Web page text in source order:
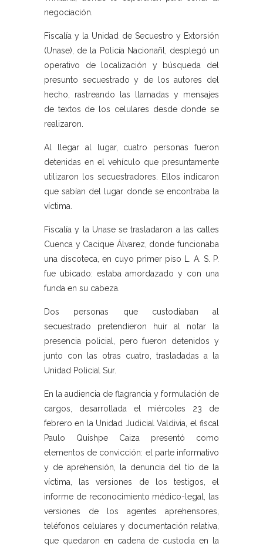
negociación.
Fiscalía y la Unidad de Secuestro y Extorsión
(Unase), de la Policía Nacionañl, desplegó un
operativo de localización y búsqueda del
presunto secuestrado y de los autores del
hecho, rastreando las llamadas y mensajes
de textos de los celulares desde donde se
realizaron.
Al llegar al lugar, cuatro personas fueron
detenidas en el vehículo que presuntamente
utilizaron los secuestradores. Ellos indicaron
que sabían del lugar donde se encontraba la
víctima.
Fiscalía y la Unase se trasladaron a las calles
Cuenca y Cacique Álvarez, donde funcionaba
una discoteca, en cuyo primer piso L. A. S. P.
fue ubicado: estaba amordazado y con una
funda en su cabeza.
Dos personas que custodiaban al
secuestrado pretendieron huir al notar la
presencia policial, pero fueron detenidos y
junto con las otras cuatro, trasladadas a la
Unidad Policial Sur.
En la audiencia de flagrancia y formulación de
cargos, desarrollada el miércoles 23 de
febrero en la Unidad Judicial Valdivia, el fiscal
Paulo Quishpe Caiza presentó como
elementos de convicción: el parte informativo
y de aprehensión, la denuncia del tío de la
víctima, las versiones de los testigos, el
informe de reconocimiento médico-legal, las
versiones de los agentes aprehensores,
teléfonos celulares y documentación relativa,
que quedaron en cadena de custodia en la